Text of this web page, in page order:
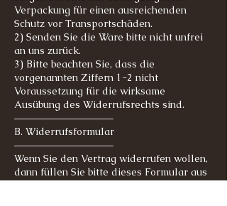
Verpackung für einen ausreichenden
Schutz vor Transportschäden.
2) Senden Sie die Ware bitte nicht unfrei
an uns zurück.
3) Bitte beachten Sie, dass die
vorgenannten Ziffern 1-2 nicht
Voraussetzung für die wirksame
Ausübung des Widerrufsrechts sind.
––––––––––––––––––––
B. Widerrufsformular
––––––––––––––––––––
Wenn Sie den Vertrag widerrufen wollen,
dann füllen Sie bitte dieses Formular aus